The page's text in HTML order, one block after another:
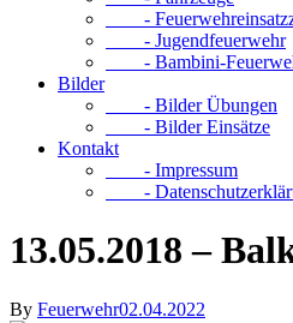
-
- Jugendfeuerwehr
- Bambini-
Bilder
- Bilder Übungen
- Bilder Einsätze
Kontakt
- Impressum
-
13.05.2018 –
By Feuerwehr02.04.2022